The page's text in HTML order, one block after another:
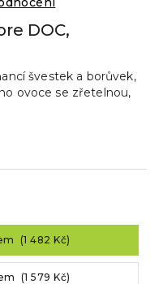
DOC,
švestek a borůvek,
ovoce se zřetelnou,
(1 482 Kč)
(1 579 Kč)